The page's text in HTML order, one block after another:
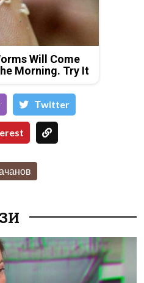
Will Come
Morning. Try It
Тwitter